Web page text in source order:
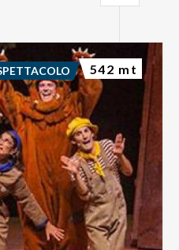
542 mt